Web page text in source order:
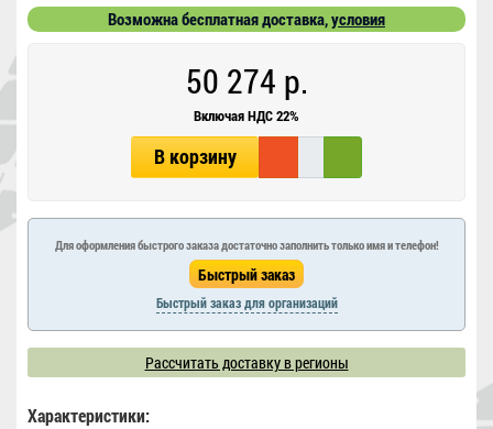
Возможна бесплатная доставка,условия
50 274 р.
Включая НДС 22%
В корзину
Для оформления быстрого заказа достаточно заполнить только имя и телефон!
Быстрый заказ для организаций
Рассчитать доставку в регионы
Характеристики: